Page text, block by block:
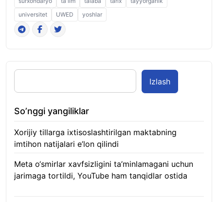
universitet
UWED yoshlar
Izlash
So’nggi yangiliklar
Xorijiy tillarga ixtisoslashtirilgan maktabning
imtihon natijalari e’lon qilindi
Meta o‘smirlar xavfsizligini ta’minlamagani uchun
jarimaga tortildi, YouTube ham tanqidlar ostida